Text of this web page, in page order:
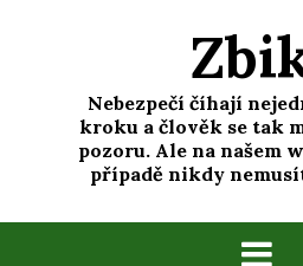
Nebezpečí číhají
kroku a člověk se tak
pozoru. Ale na našem
případě nikdy